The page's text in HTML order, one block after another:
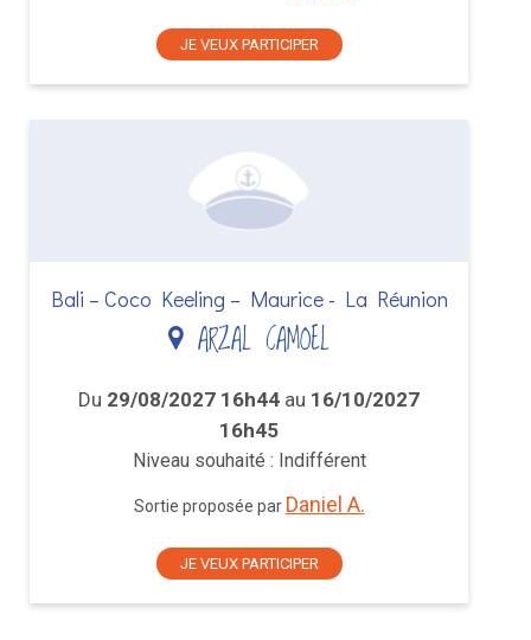
JE VEUX PARTICIPER
Bali – Coco Keeling – Maurice - La Réunion
ARZAL CAMOEL
Du 29/08/2027 16h44 au 16/10/2027
16h45
Niveau souhaité : Indifférent
Sortie proposée par Daniel A.
JE VEUX PARTICIPER